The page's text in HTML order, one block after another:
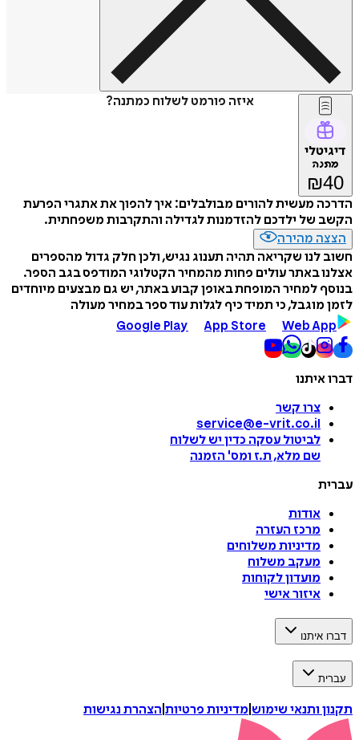
איזה פורמט לשלוח כמתנה?
דיגיטלי
מתנה
₪40
הדרכה מעשית להורים מבולבלים: איך להפוך את אתגרי הפרעת
הקשב של ילדכם להזדמנות לגדילה והתקרבות משפחתית.
הצצה מהירה
חשוב לנו שקריאה תהיה תענוג נגיש, ולכן חלק גדול מהספרים
אצלנו באתר עולים פחות מהמחיר הקטלוגי המודפס בגב הספר.
בנוסף למחיר המופחת באופן קבוע באתר, יש גם מבצעים מיוחדים
לזמן מוגבל, כי תמיד כיף לגלות עוד ספר במחיר מעולה
Google Play
App Store Web App
דברו איתנו
צרו קשר
service@e-vrit.co.il
לביטול עסקה כדין יש לשלוח
שם מלא, ת.ז ומס' הזמנה
עברית
אודות
מרכז העזרה
מדיניות משלוחים
מעקב משלוח
מועדון לקוחות
איזור אישי
דברו איתנו
עברית
תקנון ותנאי שימוש מדיניות פרטיות הצהרת נגישות